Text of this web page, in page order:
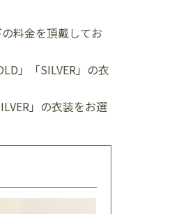
料金を頂戴してお
」「SILVER」の衣
」の衣装をお選